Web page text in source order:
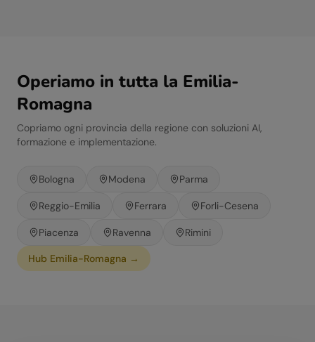
Operiamo in tutta la Emilia-
Romagna
Copriamo ogni provincia della regione con soluzioni AI,
formazione e implementazione.
Bologna Modena Parma
Reggio-Emilia Ferrara Forli-Cesena
Piacenza Ravenna Rimini
Hub Emilia-Romagna →